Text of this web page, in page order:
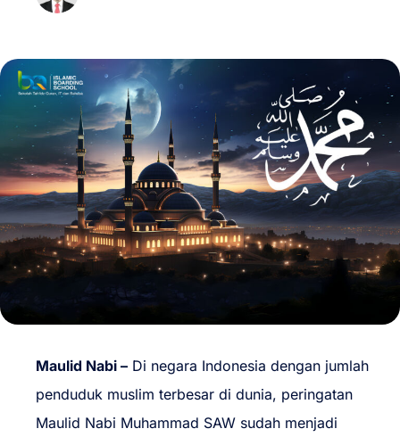
Maulid Nabi – Di negara Indonesia dengan jumlah
penduduk muslim terbesar di dunia, peringatan
Maulid Nabi Muhammad SAW sudah menjadi